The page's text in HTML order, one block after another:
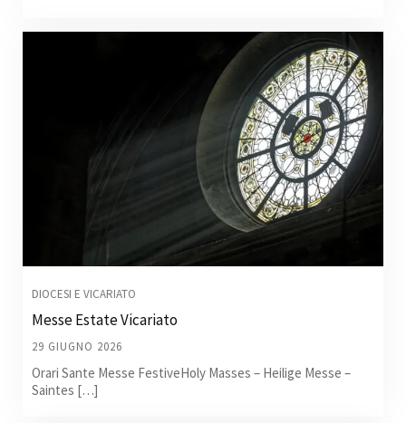
DIOCESI E VICARIATO
Messe Estate Vicariato
29 GIUGNO 2026
Orari Sante Messe FestiveHoly Masses – Heilige Messe –
Saintes […]